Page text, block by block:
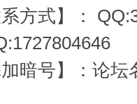
系方式】：
加暗号】：论坛